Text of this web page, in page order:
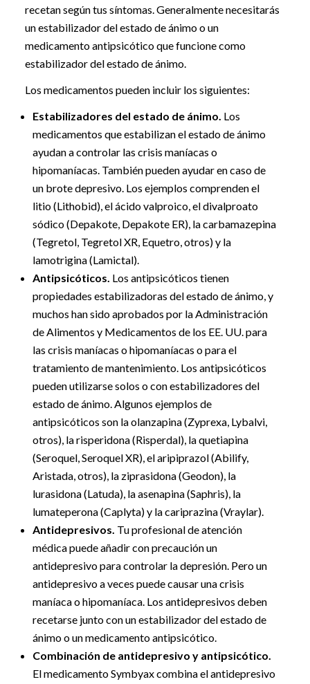
recetan según tus síntomas. Generalmente necesitarás
un estabilizador del estado de ánimo o un
medicamento antipsicótico que funcione como
estabilizador del estado de ánimo.
Los medicamentos pueden incluir los siguientes:
Estabilizadores del estado de ánimo. Los
medicamentos que estabilizan el estado de ánimo
ayudan a controlar las crisis maníacas o
hipomaníacas. También pueden ayudar en caso de
un brote depresivo. Los ejemplos comprenden el
litio (Lithobid), el ácido valproico, el divalproato
sódico (Depakote, Depakote ER), la carbamazepina
(Tegretol, Tegretol XR, Equetro, otros) y la
lamotrigina (Lamictal).
Antipsicóticos. Los antipsicóticos tienen
propiedades estabilizadoras del estado de ánimo, y
muchos han sido aprobados por la Administración
de Alimentos y Medicamentos de los EE. UU. para
las crisis maníacas o hipomaníacas o para el
tratamiento de mantenimiento. Los antipsicóticos
pueden utilizarse solos o con estabilizadores del
estado de ánimo. Algunos ejemplos de
antipsicóticos son la olanzapina (Zyprexa, Lybalvi,
otros), la risperidona (Risperdal), la quetiapina
(Seroquel, Seroquel XR), el aripiprazol (Abilify,
Aristada, otros), la ziprasidona (Geodon), la
lurasidona (Latuda), la asenapina (Saphris), la
lumateperona (Caplyta) y la cariprazina (Vraylar).
Antidepresivos. Tu profesional de atención
médica puede añadir con precaución un
antidepresivo para controlar la depresión. Pero un
antidepresivo a veces puede causar una crisis
maníaca o hipomaníaca. Los antidepresivos deben
recetarse junto con un estabilizador del estado de
ánimo o un medicamento antipsicótico.
Combinación de antidepresivo y antipsicótico.
El medicamento Symbyax combina el antidepresivo